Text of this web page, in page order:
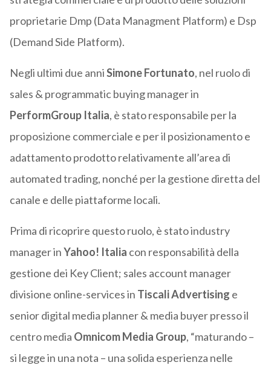
proprietarie Dmp (Data Managment Platform) e Dsp
(Demand Side Platform).
Negli ultimi due anniSimone Fortunato, nel ruolo di
sales & programmatic buying manager in
PerformGroup Italia, è stato responsabile per la
proposizione commerciale e per il posizionamento e
adattamento prodotto relativamente all’area di
automated trading, nonché per la gestione diretta del
canale e delle piattaforme locali.
Prima di ricoprire questo ruolo, è stato industry
manager inYahoo! Italia con responsabilità della
gestione dei Key Client; sales account manager
divisione online-services in Tiscali Advertising e
senior digital media planner & media buyer presso il
centro media Omnicom Media Group, “maturando –
si legge in una nota – una solida esperienza nelle